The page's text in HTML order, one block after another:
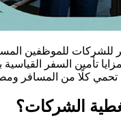
للشركات للموظفين
تأمين السفر القياسية
تحمي كلًا من المسافر
الشركات؟